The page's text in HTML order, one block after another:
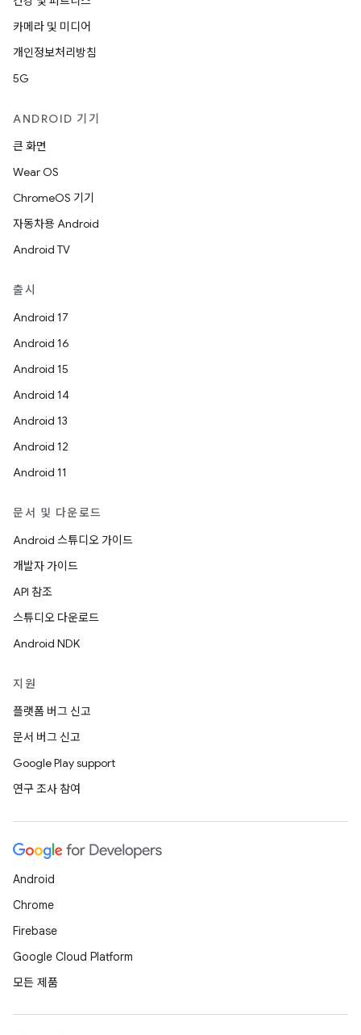
카메라 및 미디어
개인정보처리방침
5G
ANDROID 기기
큰 화면
Wear OS
ChromeOS 기기
자동차용 Android
Android TV
출시
Android 17
Android 16
Android 15
Android 14
Android 13
Android 12
Android 11
문서 및 다운로드
Android 스튜디오 가이드
개발자 가이드
API 참조
스튜디오 다운로드
Android NDK
지원
플랫폼 버그 신고
문서 버그 신고
Google Play support
연구 조사 참여
Android
Chrome
Firebase
Google Cloud Platform
모든 제품